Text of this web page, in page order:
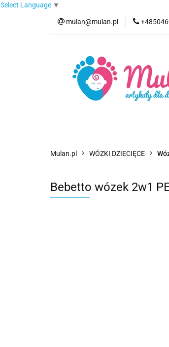
Select Language ▼
mulan@mulan.pl
Mulan.pl WÓZKI DZIECIĘCE
Bebetto wózek 2w1